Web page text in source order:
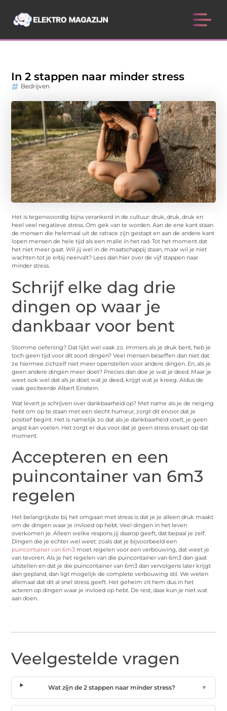
In 2 stappen naar minder stress
Bedrijven
Het is tegenwoordig bijna verankerd in de cultuur: druk, druk, druk en
heel veel negatieve stress. Om gek van te worden. Aan de ene kant staan
de mensen die helemaal uit de ratrace zijn gestapt en aan de andere kant
lopen mensen de hele tijd als een malle in het rad. Tot het moment dat
het niet meer gaat. Wil jij wel in de maatschappij staan, maar wil je niet
wachten tot je erbij neervalt? Lees dan hier over de vijf stappen naar
minder stress.
Schrijf elke dag drie
dingen op waar je
dankbaar voor bent
Stomme oefening? Dat lijkt wel vaak zo. Immers als je druk bent, heb je
toch geen tijd voor dit soort dingen? Veel mensen beseffen dan niet dat
ze hiermee zichzelf niet meer openstellen voor andere dingen. En, als je
geen andere dingen meer doet? Precies dan doe je wat je deed. Maar je
weet ook wel dat als je doet wat je deed, krijgt wat je kreeg. Aldus de
vaak geciteerde Albert Einstein.
Wat levert je schrijven over dankbaarheid op? Met name als je de neiging
hebt om op te staan met een slecht humeur, zorgt dit ervoor dat je
positief begint. Het is namelijk zo dat als je dankbaarheid voelt, je geen
angst kan voelen. Het zorgt er dus voor dat je geen stress ervaart op dat
moment.
Accepteren en een
puincontainer van 6m3
regelen
Het belangrijkste bij het omgaan met stress is dat je je alleen druk maakt
om de dingen waar je invloed op hebt. Veel dingen in het leven
overkomen je. Alleen welke respons jij daarop geeft, dat bepaal je zelf.
Dingen die je echter wel weet: zoals dat je bijvoorbeeld een
puincontainer van 6m3 moet regelen voor een verbouwing, dat weet je
van tevoren. Als je het regelen van die puincontainer van 6m3 dan gaat
uitstellen en dat je die puincontainer van 6m3 dan vervolgens later krijgt
dan gepland, dan ligt mogelijk de complete verbouwing stil. We weten
allemaal dat dit al snel stress geeft. Het geheim zit hem dus in het
acteren op dingen waar je invloed op hebt. De rest, daar kun je niet wat
aan doen.
Veelgestelde vragen
Wat zijn de 2 stappen naar minder stress? ▼